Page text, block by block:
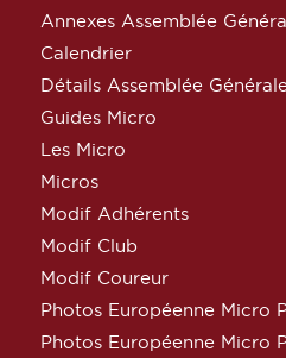
Annexes Assemblée
Calendrier
Détails Assemblée
Guides Micro
Les Micro
Micros
Modif Adhérents
Modif Club
Modif Coureur
Photos Européenne Micro
Photos Européenne Micro